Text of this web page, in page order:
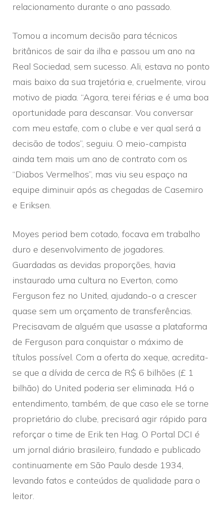
relacionamento durante o ano passado.
Tomou a incomum decisão para técnicos
britânicos de sair da ilha e passou um ano na
Real Sociedad, sem sucesso. Ali, estava no ponto
mais baixo da sua trajetória e, cruelmente, virou
motivo de piada. “Agora, terei férias e é uma boa
oportunidade para descansar. Vou conversar
com meu estafe, com o clube e ver qual será a
decisão de todos”, seguiu. O meio-campista
ainda tem mais um ano de contrato com os
“Diabos Vermelhos”, mas viu seu espaço na
equipe diminuir após as chegadas de Casemiro
e Eriksen.
Moyes period bem cotado, focava em trabalho
duro e desenvolvimento de jogadores.
Guardadas as devidas proporções, havia
instaurado uma cultura no Everton, como
Ferguson fez no United, ajudando-o a crescer
quase sem um orçamento de transferências.
Precisavam de alguém que usasse a plataforma
de Ferguson para conquistar o máximo de
títulos possível. Com a oferta do xeque, acredita-
se que a dívida de cerca de R$ 6 bilhões (£ 1
bilhão) do United poderia ser eliminada. Há o
entendimento, também, de que caso ele se torne
proprietário do clube, precisará agir rápido para
reforçar o time de Erik ten Hag. O Portal DCI é
um jornal diário brasileiro, fundado e publicado
continuamente em São Paulo desde 1934,
levando fatos e conteúdos de qualidade para o
leitor.